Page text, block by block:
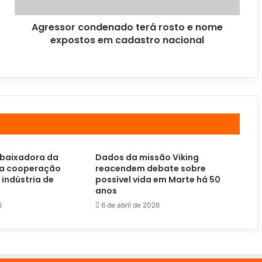
Agressor condenado terá rosto e nome
expostos em cadastro nacional
da
cooperação
de
Dados da missão Viking
reacendem debate sobre
possível vida em Marte há 50
anos
6 de abril de 2026